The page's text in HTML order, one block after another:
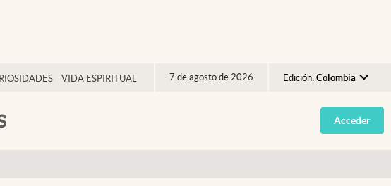
VIDA ESPIRITUAL 7 de agosto de 2026 Edición: Colombia
Argentina
España
Acceder